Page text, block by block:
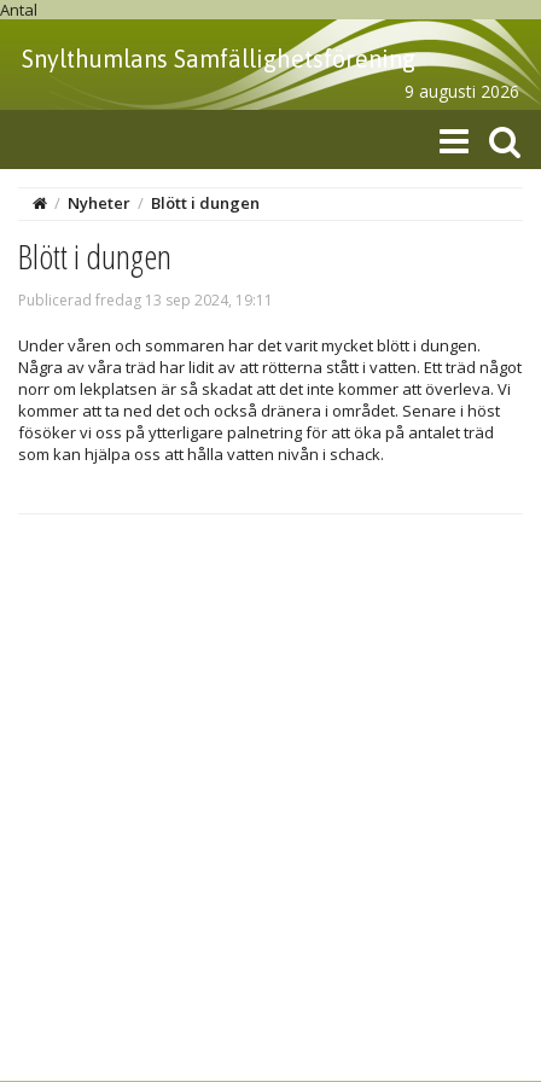
Antal
Snylthumlans Samfällighetsförening
9 augusti 2026
/ Nyheter / Blött i dungen
Blött i dungen
Publicerad fredag 13 sep 2024, 19:11
Under våren och sommaren har det varit mycket blött i dungen.
Några av våra träd har lidit av att rötterna stått i vatten. Ett träd något
norr om lekplatsen är så skadat att det inte kommer att överleva. Vi
kommer att ta ned det och också dränera i området. Senare i höst
fösöker vi oss på ytterligare palnetring för att öka på antalet träd
som kan hjälpa oss att hålla vatten nivån i schack.